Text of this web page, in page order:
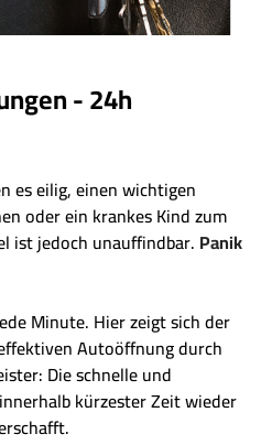
- 24h
es eilig, einen wichtigen
oder ein krankes Kind zum
ist jedoch unauffindbar. Panik
Minute. Hier zeigt sich der
Autoöffnung durch
Die schnelle und
kürzester Zeit wieder